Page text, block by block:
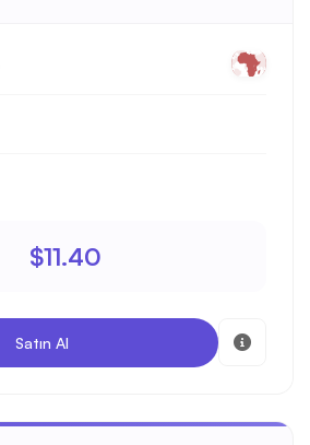
$11.40
Satın Al